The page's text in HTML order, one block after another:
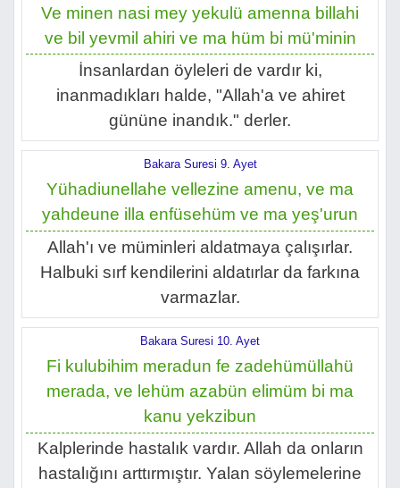
Ve minen nasi mey yekulü amenna billahi
ve bil yevmil ahiri ve ma hüm bi mü'minin
İnsanlardan öyleleri de vardır ki,
inanmadıkları halde, "Allah'a ve ahiret
gününe inandık." derler.
Bakara Suresi 9. Ayet
Yühadiunellahe vellezine amenu, ve ma
yahdeune illa enfüsehüm ve ma yeş'urun
Allah'ı ve müminleri aldatmaya çalışırlar.
Halbuki sırf kendilerini aldatırlar da farkına
varmazlar.
Bakara Suresi 10. Ayet
Fi kulubihim meradun fe zadehümüllahü
merada, ve lehüm azabün elimüm bi ma
kanu yekzibun
Kalplerinde hastalık vardır. Allah da onların
hastalığını arttırmıştır. Yalan söylemelerine